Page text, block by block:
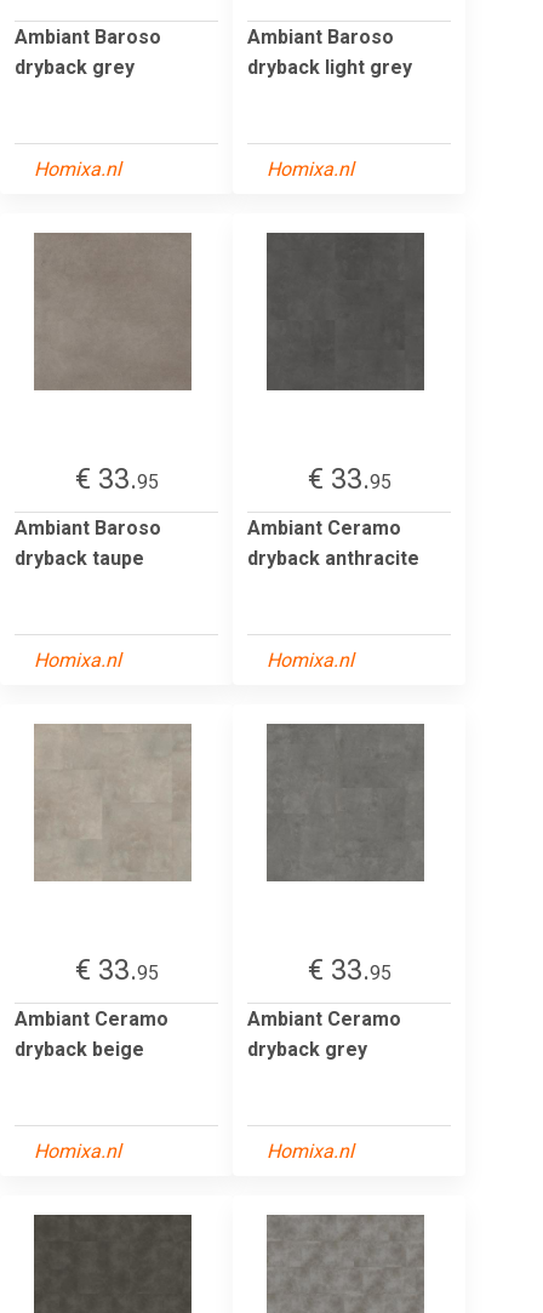
Ambiant Baroso
dryback grey
Homixa.nl
Ambiant Baroso
dryback light grey
Homixa.nl
€ 33.95
Ambiant Baroso
dryback taupe
Homixa.nl
€ 33.95
Ambiant Ceramo
dryback anthracite
Homixa.nl
€ 33.95
Ambiant Ceramo
dryback beige
Homixa.nl
€ 33.95
Ambiant Ceramo
dryback grey
Homixa.nl